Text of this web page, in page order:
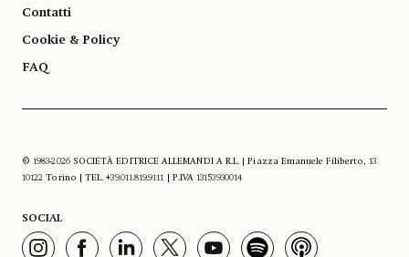
Contatti
Cookie & Policy
FAQ
© 1983-2026 SOCIETÀ EDITRICE ALLEMANDI A R.L. | Piazza Emanuele Filiberto, 13
10122 Torino | TEL. +39.011.819.9111 | P.IVA 13153930014
SOCIAL